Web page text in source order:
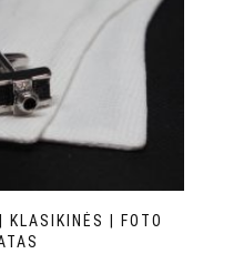
KLASIKINĖS | FOTO